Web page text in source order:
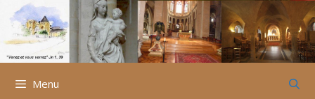
Aller
contenu
Menu